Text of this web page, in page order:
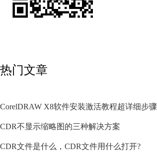
热门文章
CorelDRAW X8软件安装激活教程超详细步骤
CDR不显示缩略图的三种解决方案
CDR文件是什么，CDR文件用什么打开?